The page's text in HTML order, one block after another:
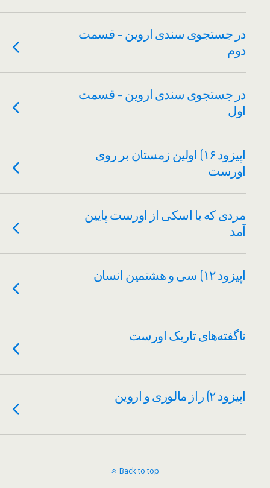
در جستجوی سندی اروین – قسمت
دوم
در جستجوی سندی اروین – قسمت
اول
اپیزود ۱۶) اولین زمستان بر روی
اورست
مردی که با اسکی از اورست پایین
آمد
اپیزود ۱۲) سی و هشتمین انسان
ناگفته‌های تاریک اورست
اپیزود ۲) راز مالوری و اروین
Back to top